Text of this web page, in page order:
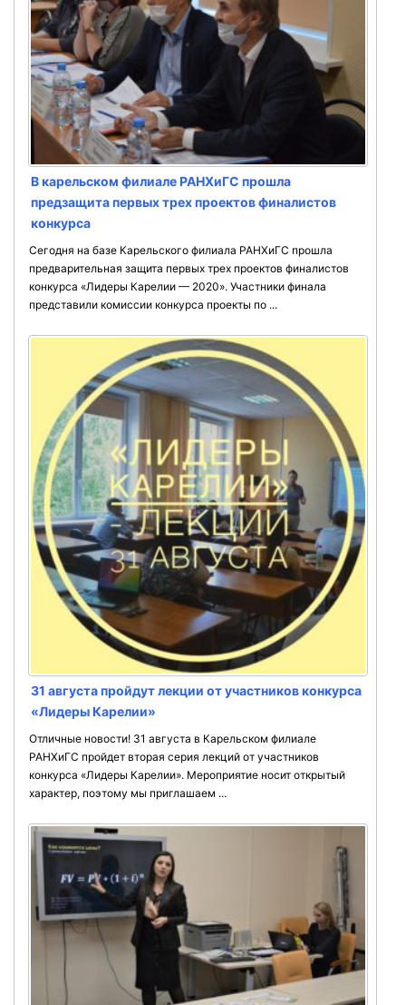
В карельском филиале РАНХиГС прошла
предзащита первых трех проектов финалистов
конкурса
Сегодня на базе Карельского филиала РАНХиГС прошла
предварительная защита первых трех проектов финалистов
конкурса «Лидеры Карелии — 2020». Участники финала
представили комиссии конкурса проекты по ...
31 августа пройдут лекции от участников конкурса
«Лидеры Карелии»
Отличные новости! 31 августа в Карельском филиале
РАНХиГС пройдет вторая серия лекций от участников
конкурса «Лидеры Карелии». Мероприятие носит открытый
характер, поэтому мы приглашаем ...